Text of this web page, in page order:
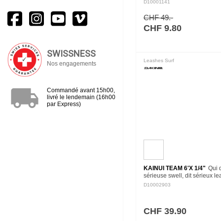
SWISSNESS
Nos engagements
local_shipping
Commandé avant 15h00,
livré le lendemain (16h00
par Express)
une protection TPU et…
D10001141
CHF 49.-
CHF 9.80
Leashes Surf
KAINUI TEAM 6'X 1/4" Qui
sérieuse swell, dit sérieux
Kainui surf leash offre
D10002903
CHF 39.90